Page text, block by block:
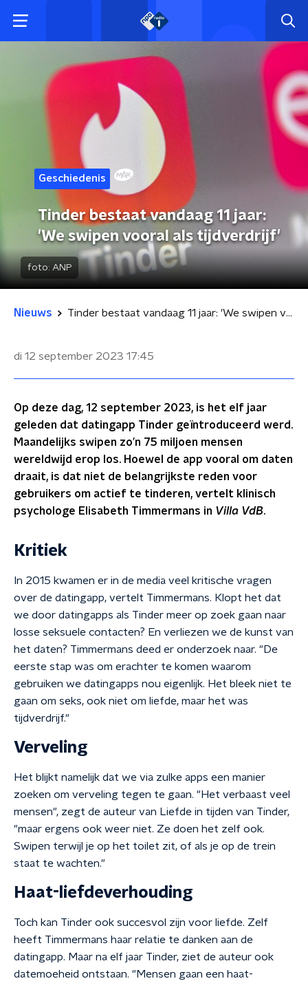
Geschiedenis
Tinder bestaat vandaag 11 jaar:
'We swipen vooral als tijdverdrijf'
foto: ANP
Nieuws Tinder bestaat vandaag 11 jaar: 'We swipen vooral als tijdverdrijf'
di 12 september 2023 17:45
Op deze dag, 12 september 2023, is het elf jaar
geleden dat datingapp Tinder geïntroduceerd werd.
Maandelijks swipen zo’n 75 miljoen mensen
wereldwijd erop los. Hoewel de app vooral om daten
draait, is dat niet de belangrijkste reden voor
gebruikers om actief te tinderen, vertelt klinisch
psychologe Elisabeth Timmermans in Villa VdB.
Kritiek
In 2015 kwamen er in de media veel kritische vragen
over de datingapp, vertelt Timmermans. Klopt het dat
we door datingapps als Tinder meer op zoek gaan naar
losse seksuele contacten? En verliezen we de kunst van
het daten? Timmermans deed er onderzoek naar. "De
eerste stap was om erachter te komen waarom
gebruiken we datingapps nou eigenlijk. Het bleek niet te
gaan om seks, ook niet om liefde, maar het was
tijdverdrijf."
Verveling
Het blijkt namelijk dat we via zulke apps een manier
zoeken om verveling tegen te gaan. "Het verbaast veel
mensen", zegt de auteur van Liefde in tijden van Tinder,
"maar ergens ook weer niet. Ze doen het zelf ook.
Swipen terwijl je op het toilet zit, of als je op de trein
staat te wachten."
Haat-liefdeverhouding
Toch kan Tinder ook succesvol zijn voor liefde. Zelf
heeft Timmermans haar relatie te danken aan de
datingapp. Maar na elf jaar Tinder, ziet de auteur ook
datemoeheid ontstaan. "Mensen gaan een haat-